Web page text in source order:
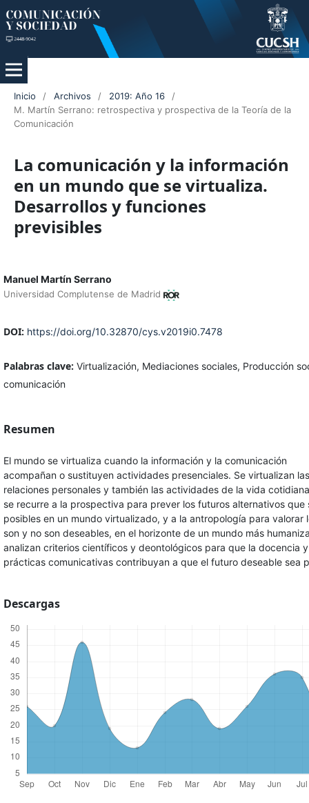
Inicio / Archivos / 2019: Año 16
/
M. Martín Serrano: retrospectiva y prospectiva de la Teoría de la
Comunicación
La comunicación y la información
en un mundo que se virtualiza.
Desarrollos y funciones
previsibles
Manuel Martín Serrano
Universidad Complutense de Madrid
DOI: https://doi.org/10.32870/cys.v2019i0.7478
Palabras clave: Virtualización, Mediaciones sociales, Producción
comunicación
Resumen
El mundo se virtualiza cuando la información y la comunicación
acompañan o sustituyen actividades presenciales. Se virtualizan las
relaciones personales y también las actividades de la vida
se recurre a la prospectiva para prever los futuros alternativos que
posibles en un mundo virtualizado, y a la antropología para valorar
son y no son deseables, en el horizonte de un mundo más
analizan criterios científicos y deontológicos para que la docencia
prácticas comunicativas contribuyan a que el futuro deseable sea
Descargas